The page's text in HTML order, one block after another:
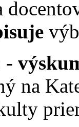
-
na